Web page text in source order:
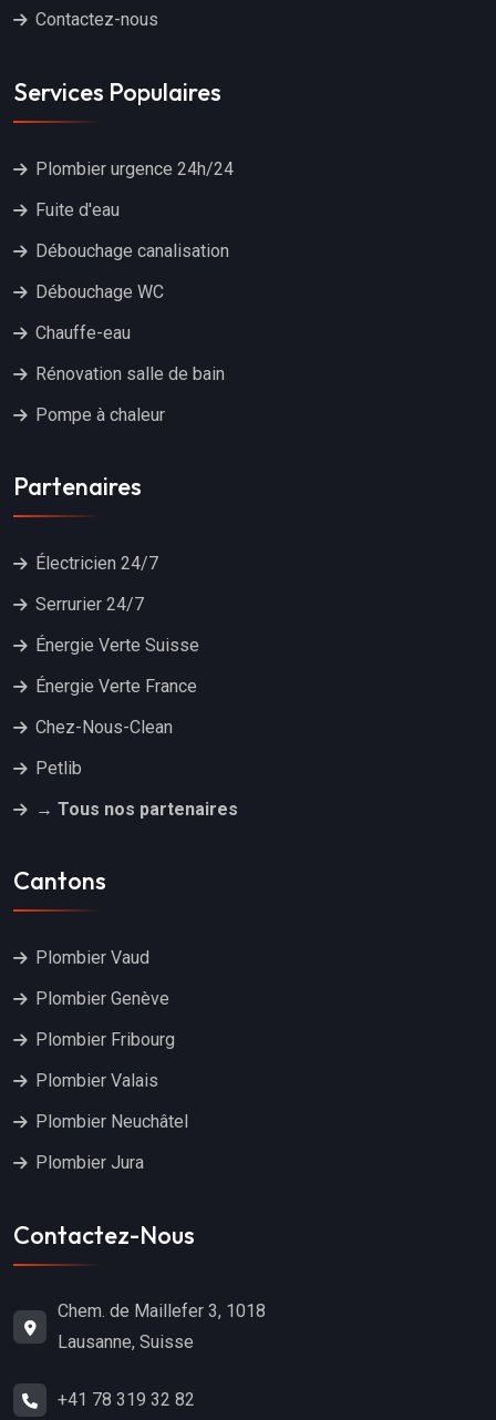
Contactez-nous
Services Populaires
Plombier urgence 24h/24
Fuite d'eau
Débouchage canalisation
Débouchage WC
Chauffe-eau
Rénovation salle de bain
Pompe à chaleur
Partenaires
Électricien 24/7
Serrurier 24/7
Énergie Verte Suisse
Énergie Verte France
Chez-Nous-Clean
Petlib
→ Tous nos partenaires
Cantons
Plombier Vaud
Plombier Genève
Plombier Fribourg
Plombier Valais
Plombier Neuchâtel
Plombier Jura
Contactez-Nous
Chem. de Maillefer 3, 1018
Lausanne, Suisse
+41 78 319 32 82